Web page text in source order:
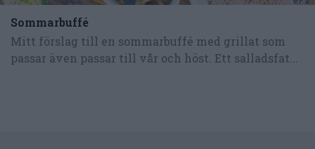
Sommarbuffé
Mitt förslag till en sommarbuffé med grillat som
passar även passar till vår och höst. Ett salladsfat...